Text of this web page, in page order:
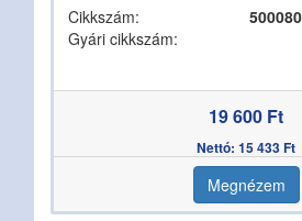
Cikkszám:
Gyári cikkszám:
19 600 Ft
Nettó: 15 433 Ft
Megnézem